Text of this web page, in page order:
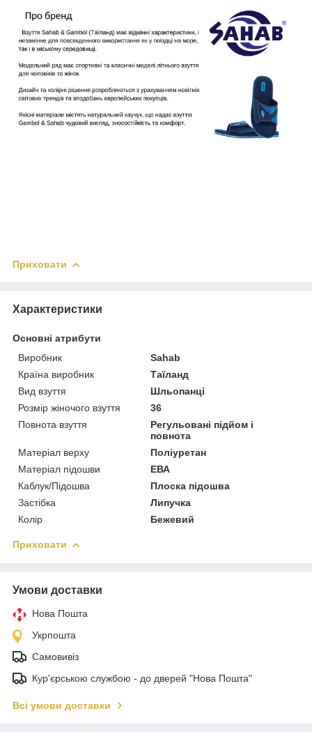
Приховати
Характеристики
Основні атрибути
Виробник
Sahab
Країна виробник
Таїланд
Вид взуття
Шльопанці
Розмір жіночого взуття
36
Повнота взуття
Регульовані підйом і
повнота
Матеріал верху
Поліуретан
Матеріал підошви
ЕВА
Каблук/Підошва
Плоска підошва
Застібка
Липучка
Колір
Бежевий
Приховати
Умови доставки
Нова Пошта
Укрпошта
Самовивіз
Кур'єрською службою - до дверей "Нова Пошта"
Всі умови доставки